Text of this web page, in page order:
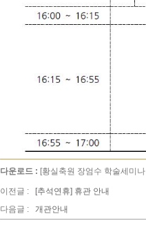
다운로드 : [황실축원 장엄수 학술세미
이전글 :
[추석연휴] 휴관 안내
다음글 : 개관안내